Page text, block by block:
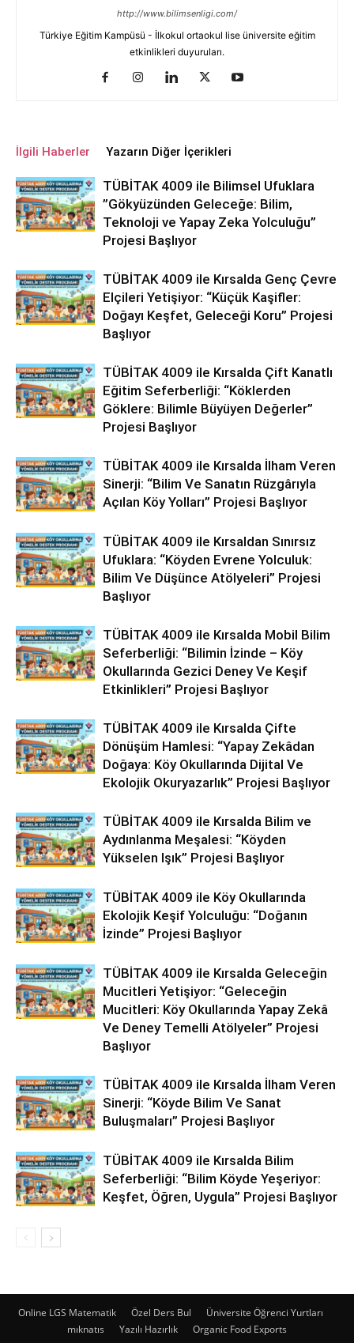
http://www.bilimsenligi.com/
Türkiye Eğitim Kampüsü - İlkokul ortaokul lise üniversite eğitim
etkinlikleri duyuruları.
İlgili Haberler Yazarın Diğer İçerikleri
TÜBİTAK 4009 ile Bilimsel Ufuklara
”Gökyüzünden Geleceğe: Bilim,
Teknoloji ve Yapay Zeka Yolculuğu”
Projesi Başlıyor
TÜBİTAK 4009 ile Kırsalda Genç Çevre
Elçileri Yetişiyor: “Küçük Kaşifler:
Doğayı Keşfet, Geleceği Koru” Projesi
Başlıyor
TÜBİTAK 4009 ile Kırsalda Çift Kanatlı
Eğitim Seferberliği: “Köklerden
Göklere: Bilimle Büyüyen Değerler”
Projesi Başlıyor
TÜBİTAK 4009 ile Kırsalda İlham Veren
Sinerji: “Bilim Ve Sanatın Rüzgârıyla
Açılan Köy Yolları” Projesi Başlıyor
TÜBİTAK 4009 ile Kırsaldan Sınırsız
Ufuklara: “Köyden Evrene Yolculuk:
Bilim Ve Düşünce Atölyeleri” Projesi
Başlıyor
TÜBİTAK 4009 ile Kırsalda Mobil Bilim
Seferberliği: “Bilimin İzinde – Köy
Okullarında Gezici Deney Ve Keşif
Etkinlikleri” Projesi Başlıyor
TÜBİTAK 4009 ile Kırsalda Çifte
Dönüşüm Hamlesi: “Yapay Zekâdan
Doğaya: Köy Okullarında Dijital Ve
Ekolojik Okuryazarlık” Projesi Başlıyor
TÜBİTAK 4009 ile Kırsalda Bilim ve
Aydınlanma Meşalesi: “Köyden
Yükselen Işık” Projesi Başlıyor
TÜBİTAK 4009 ile Köy Okullarında
Ekolojik Keşif Yolculuğu: “Doğanın
İzinde” Projesi Başlıyor
TÜBİTAK 4009 ile Kırsalda Geleceğin
Mucitleri Yetişiyor: “Geleceğin
Mucitleri: Köy Okullarında Yapay Zekâ
Ve Deney Temelli Atölyeler” Projesi
Başlıyor
TÜBİTAK 4009 ile Kırsalda İlham Veren
Sinerji: “Köyde Bilim Ve Sanat
Buluşmaları” Projesi Başlıyor
TÜBİTAK 4009 ile Kırsalda Bilim
Seferberliği: “Bilim Köyde Yeşeriyor:
Keşfet, Öğren, Uygula” Projesi Başlıyor
Online LGS Matematik Özel Ders Bul
Üniversite Öğrenci Yurtları
mıknatıs
Yazılı Hazırlık Organic Food Exports